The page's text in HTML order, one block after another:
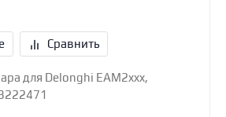
Сравнить
для Delonghi EAM2xxx,